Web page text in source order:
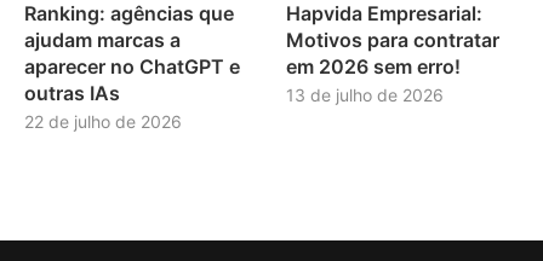
Ranking: agências que
ajudam marcas a
aparecer no ChatGPT e
outras IAs
22 de julho de 2026
Hapvida Empresarial:
Motivos para contratar
em 2026 sem erro!
13 de julho de 2026